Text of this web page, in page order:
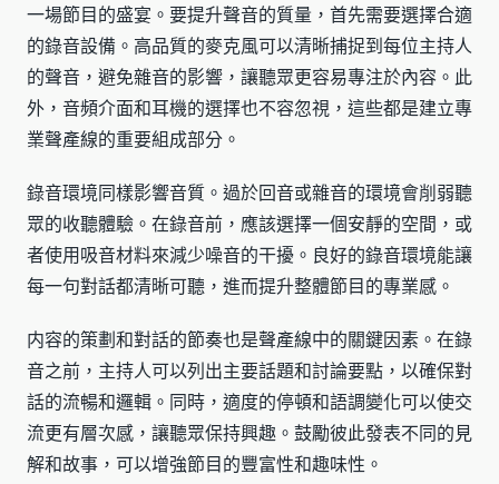
一場節目的盛宴。要提升聲音的質量，首先需要選擇合適
的錄音設備。高品質的麥克風可以清晰捕捉到每位主持人
的聲音，避免雜音的影響，讓聽眾更容易專注於內容。此
外，音頻介面和耳機的選擇也不容忽視，這些都是建立專
業聲產線的重要組成部分。
錄音環境同樣影響音質。過於回音或雜音的環境會削弱聽
眾的收聽體驗。在錄音前，應該選擇一個安靜的空間，或
者使用吸音材料來減少噪音的干擾。良好的錄音環境能讓
每一句對話都清晰可聽，進而提升整體節目的專業感。
内容的策劃和對話的節奏也是聲產線中的關鍵因素。在錄
音之前，主持人可以列出主要話題和討論要點，以確保對
話的流暢和邏輯。同時，適度的停頓和語調變化可以使交
流更有層次感，讓聽眾保持興趣。鼓勵彼此發表不同的見
解和故事，可以增強節目的豐富性和趣味性。